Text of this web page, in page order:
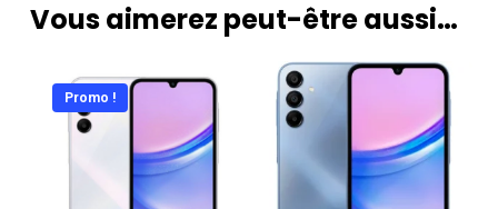
Vous aimerez peut-être aussi…
Promo !